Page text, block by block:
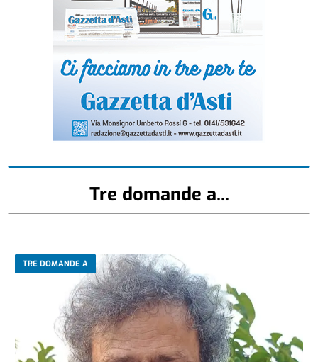
Tre domande a...
TRE DOMANDE A